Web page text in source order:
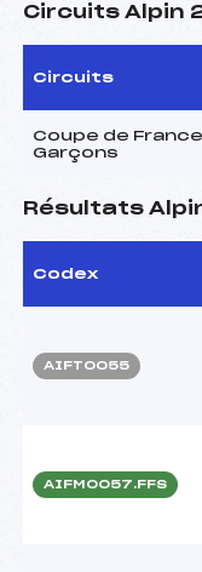
Circuits Alpin
Circuits
Coupe de
Garçons
Résultats
Codex
AIFT0055
AIFM0057.FFS